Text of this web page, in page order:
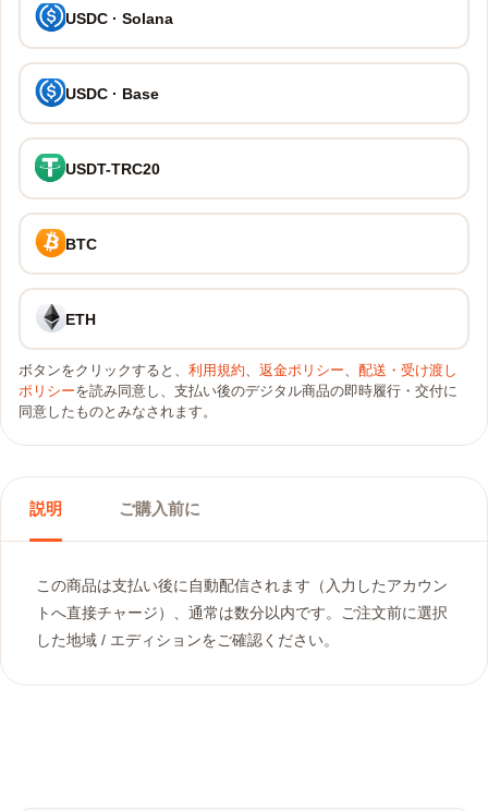
USDC · Solana
USDC · Base
USDT-TRC20
BTC
ETH
ボタンをクリックすると、 利用規約、 返金ポリシー、 配送・受け渡し
ポリシーを読み同意し、支払い後のデジタル商品の即時履行・交付に
同意したものとみなされます。
説明 ご購入前に
この商品は支払い後に自動配信されます（入力したアカウン
トへ直接チャージ）、通常は数分以内です。ご注文前に選択
した地域 / エディションをご確認ください。